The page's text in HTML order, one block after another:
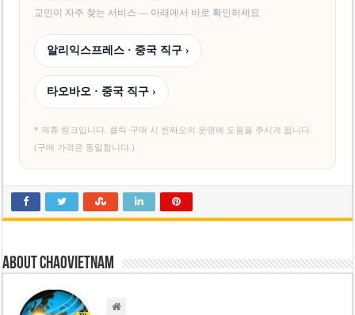
교민이 자주 찾는 서비스 — 아래에서 바로 확인하세요
알리익스프레스 · 중국 직구 ›
타오바오 · 중국 직구 ›
* 제휴 링크입니다. 클릭·구매 시 씬짜오의 운영에 도움을 주시게 됩니다.
(구매 가격은 동일합니다.)
About chaovietnam